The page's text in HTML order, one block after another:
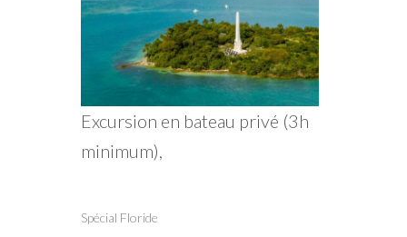
Excursion en bateau privé (3h
minimum),
Spécial Floride